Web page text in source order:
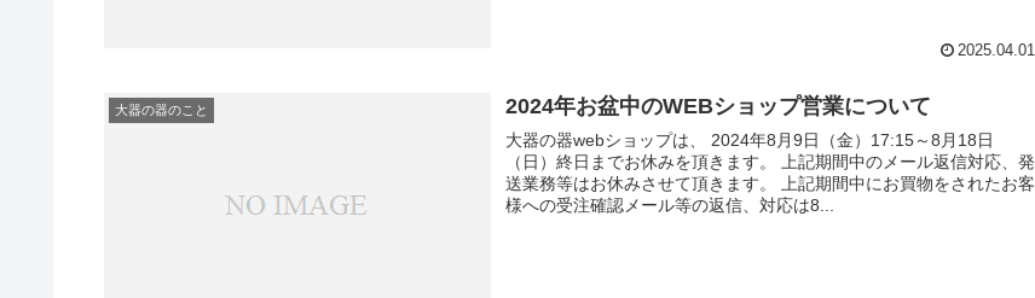
2025.04.01
大器の器のこと 2024年お盆中のWEBショップ営業について
大器の器webショップは、 2024年8月9日（金）17:15～8月18日
（日）終日までお休みを頂きます。 上記期間中のメール返信対応、発
送業務等はお休みさせて頂きます。 上記期間中にお買物をされたお客
様への受注確認メール等の返信、対応は8...